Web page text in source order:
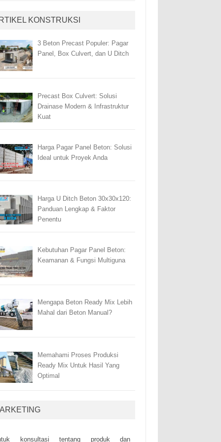
KONSTRUKSI
3 Beton Precast Populer: Pagar
Panel, Box Culvert, dan U Ditch
Precast Box Culvert: Solusi
Drainase Modern & Infrastruktur
Kuat
Harga Pagar Panel Beton: Solusi
Ideal untuk Proyek Anda
Harga U Ditch Beton 30x30x120:
Panduan Lengkap & Faktor
Penentu
Kebutuhan Pagar Panel Beton:
Keamanan & Fungsi Multiguna
Mengapa Beton Ready Mix Lebih
Mahal dari Beton Manual?
Memahami Proses Produksi
Ready Mix Untuk Hasil Yang
Optimal
kоnsultаsі tеntаng рrоduk dаn